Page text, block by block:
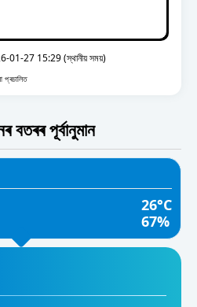
01-27 15:29 (স্থানীয় সময়)
প্ৰচালিত
পূৰ্বানুমান
26°C
67%